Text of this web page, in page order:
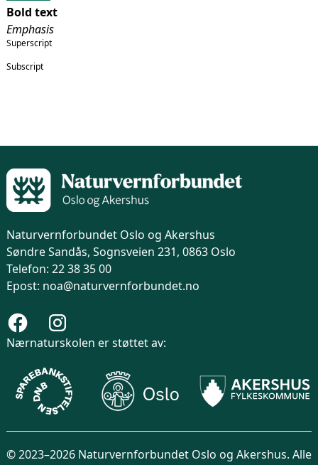
Bold text
Emphasis
Superscript
Subscript
Naturvernforbundet Oslo og Akershus
Søndre Sandås, Sognsveien 231, 0863 Oslo
Telefon: 22 38 35 00
Epost: noa@naturvernforbundet.no
Nærnaturskolen er støttet av:
© 2023–2026 Naturvernforbundet Oslo og Akershus. Alle